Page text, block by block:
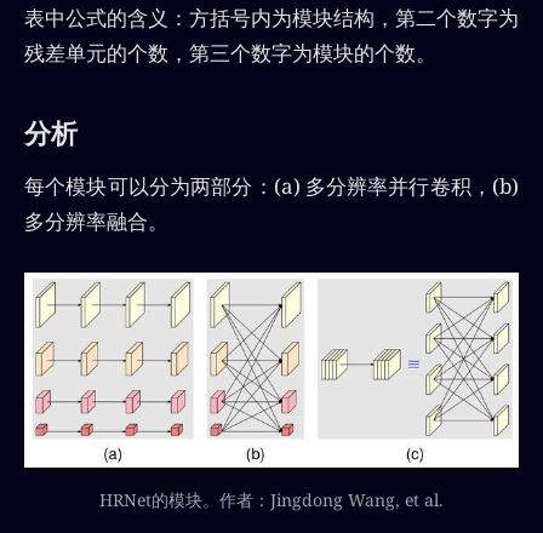
表中公式的含义：方括号内为模块结构，第二个数字为
残差单元的个数，第三个数字为模块的个数。
分析
每个模块可以分为两部分：(a) 多分辨率并行卷积，(b)
多分辨率融合。
HRNet的模块。作者：Jingdong Wang, et al.